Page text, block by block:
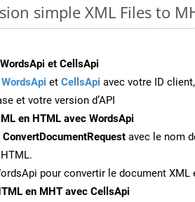
simple XML Files to
et CellsApi
WordsApi et CellsApi avec votre ID
et votre version d’API
en HTML avec WordsApi
ConvertDocumentRequest avec le nom
pour convertir le document XML
en MHT avec CellsApi